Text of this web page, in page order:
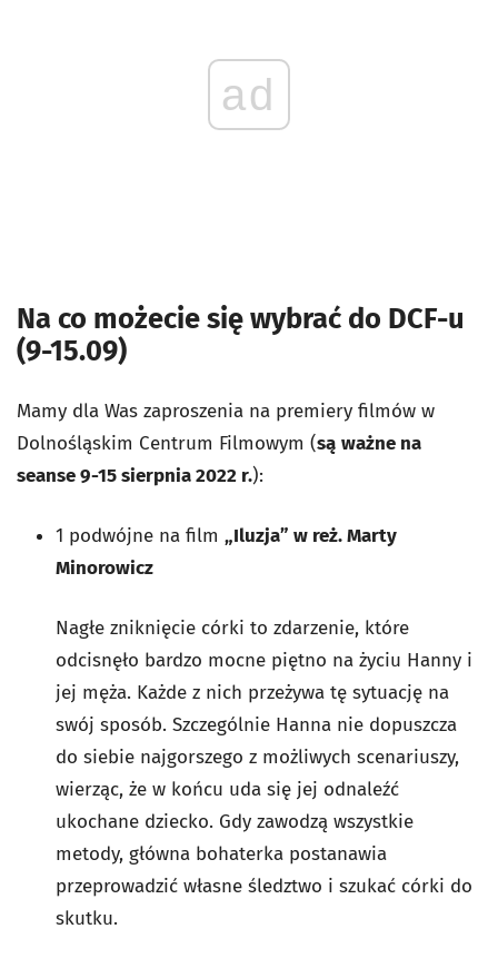
ad
Na co możecie się wybrać do DCF-u
(9-15.09)
Mamy dla Was zaproszenia na premiery filmów w
Dolnośląskim Centrum Filmowym (są ważne na
seanse 9-15 sierpnia 2022 r.):
1 podwójne na film „Iluzja” w reż. Marty
Minorowicz
Nagłe zniknięcie córki to zdarzenie, które
odcisnęło bardzo mocne piętno na życiu Hanny i
jej męża. Każde z nich przeżywa tę sytuację na
swój sposób. Szczególnie Hanna nie dopuszcza
do siebie najgorszego z możliwych scenariuszy,
wierząc, że w końcu uda się jej odnaleźć
ukochane dziecko. Gdy zawodzą wszystkie
metody, główna bohaterka postanawia
przeprowadzić własne śledztwo i szukać córki do
skutku.